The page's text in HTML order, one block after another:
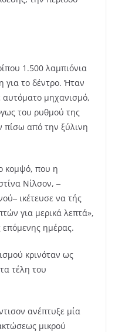
1.500 λαμπιόνια
για το δέντρο. Ήταν
αυτόματο μηχανισμό,
του ρυθμού της
πίσω από την ξύλινη
κομψό, που η
Νίλσον, ‒
ικέτευσε να τής
για μερικά λεπτά»,
ημέρας.
κρινόταν ως
τέλη του
ανέπτυξε μία
μικρού